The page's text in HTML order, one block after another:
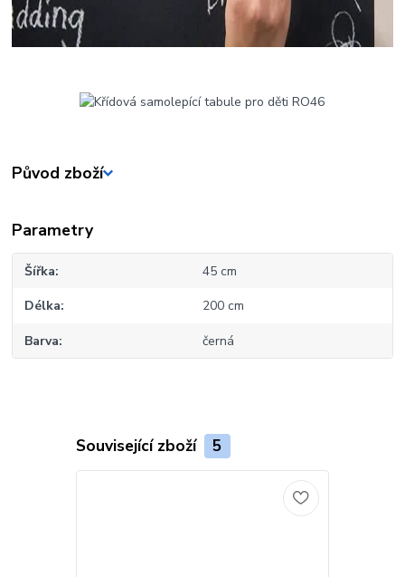
Původ zboží
Parametry
Šířka 45 cm
Délka 200 cm
Barva černá
Související zboží 5